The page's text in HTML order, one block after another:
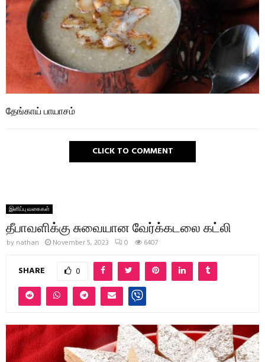
தேங்காய் பாயாசம்
CLICK TO COMMENT
இனிப்பு வகைகள்
தீபாவளிக்கு சுவையான வேர்க்கடலை கட்லி
by nathan November 5, 2023 0 6407
SHARE 0